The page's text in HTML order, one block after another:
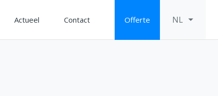
Actueel Contact Offerte NL